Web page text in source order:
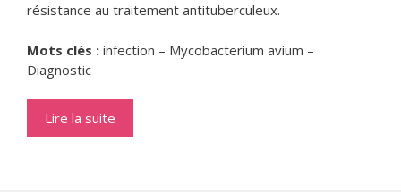
résistance au traitement antituberculeux.
Mots clés : infection – Mycobacterium avium –
Diagnostic
Lire la suite